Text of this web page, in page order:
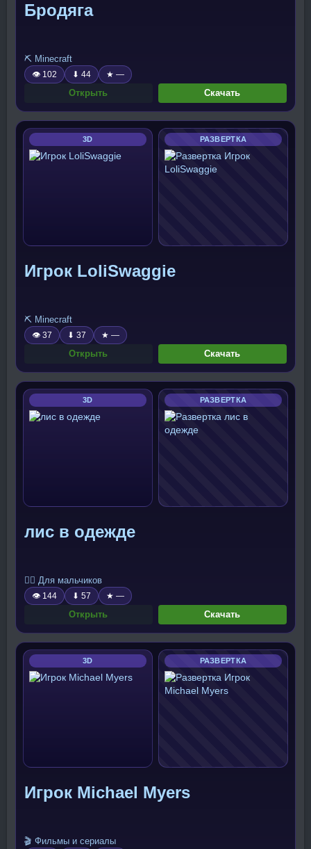
Бродяга
⛏️ Minecraft
👁 102 ⬇ 44 ★ —
Открыть Скачать
3D РАЗВЕРТКА
Игрок LoliSwaggie
⛏️ Minecraft
👁 37 ⬇ 37 ★ —
Открыть Скачать
3D РАЗВЕРТКА
лис в одежде
🧍‍♂️ Для мальчиков
👁 144 ⬇ 57 ★ —
Открыть Скачать
3D РАЗВЕРТКА
Игрок Michael Myers
🎬 Фильмы и сериалы